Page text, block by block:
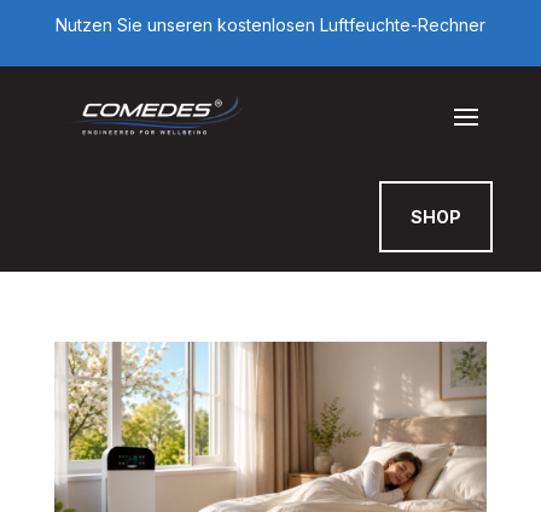
Nutzen Sie unseren kostenlosen Luftfeuchte-Rechner
SHOP